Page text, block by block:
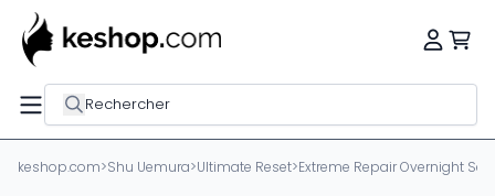
Rechercher
keshop.com>Shu Uemura>Ultimate Reset>Extreme Repair Overnight